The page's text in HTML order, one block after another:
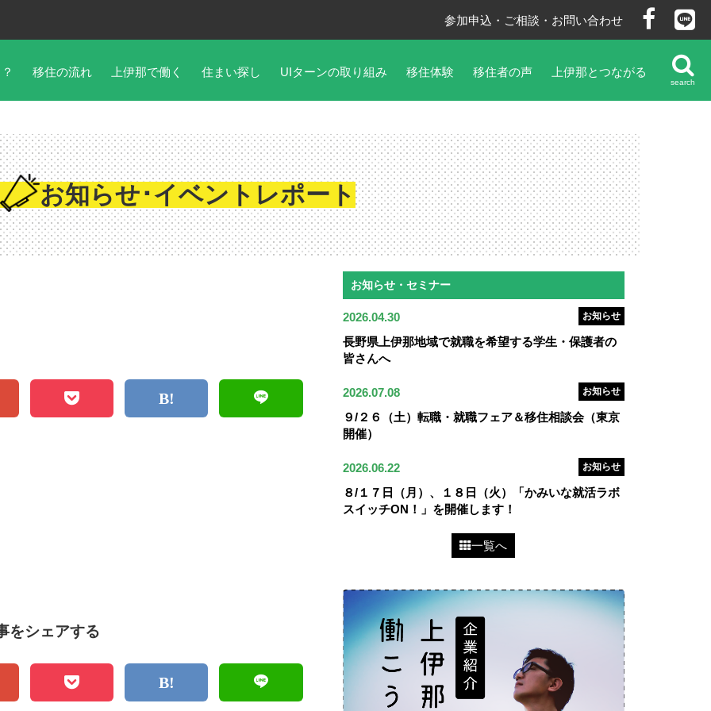
参加申込・ご相談・お問い合わせ
移住の流れ 上伊那で働く 住まい探し UIターンの取り組み 移住体験 移住者の声 上伊那とつながる
search
お知らせ･イベントレポート
をシェアする
お知らせ・セミナー
2026.04.30 お知らせ
長野県上伊那地域で就職を希望する学生・保護者の
皆さんへ
2026.07.08 お知らせ
９/２６（土）転職・就職フェア＆移住相談会（東京
開催）
2026.06.22 お知らせ
８/１７日（月）、１８日（火）「かみいな就活ラボ
スイッチON！」を開催します！
一覧へ